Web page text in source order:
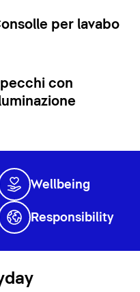
per lavabo
con
Wellbeing
Responsibility